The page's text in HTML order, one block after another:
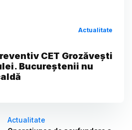
Actualitate
CET Grozăvești
Bucureștenii nu
Actualitate